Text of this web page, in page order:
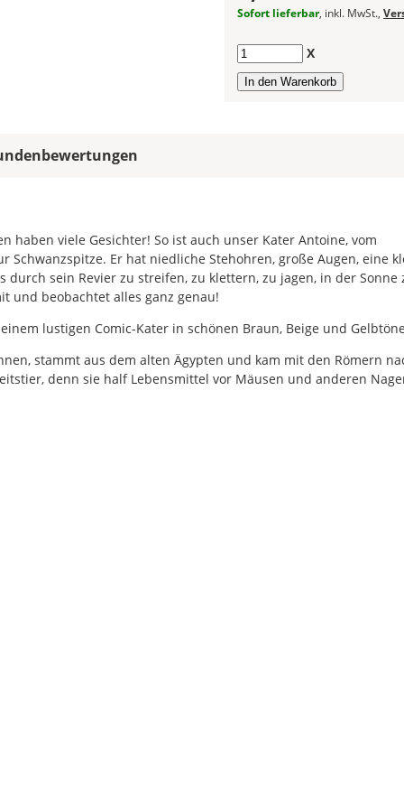
Mindestgröße.
Soll
der
Autoaufkleber
Set
erhältst
Du
Sofort lieferbar, inkl. MwSt.,
Anzahl X
haben viele Gesichter! So ist auch unser Kater Antoine, vom
Er hat niedliche Stehohren, große Augen, eine
sein Revier zu streifen, zu klettern, zu jagen, in der Sonne
und beobachtet alles ganz genau!
lustigen Comic-Kater in schönen Braun, Beige und
stammt aus dem alten Ägypten und kam mit den Römern
denn sie half Lebensmittel vor Mäusen und anderen